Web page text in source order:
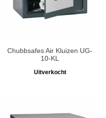
Chubbsafes Air Kluizen UG-
10-KL
Uitverkocht